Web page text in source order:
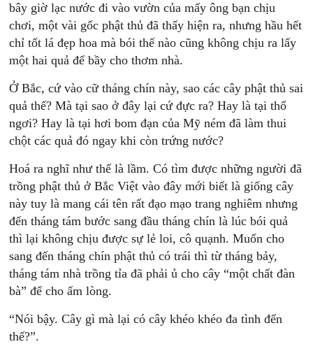
bây giờ lạc nước đi vào vườn của mấy ông bạn chịu
chơi, một vài gốc phật thủ đã thấy hiện ra, nhưng hầu hết
chỉ tốt lá đẹp hoa mà bói thế nào cũng không chịu ra lấy
một hai quả để bầy cho thơm nhà.
Ở Bắc, cứ vào cữ tháng chín này, sao các cây phật thủ sai
quả thế? Mà tại sao ở đây lại cứ đực ra? Hay là tại thổ
ngơi? Hay là tại hơi bom đạn của Mỹ ném đã làm thui
chột các quả đó ngay khi còn trứng nước?
Hoá ra nghĩ như thế là lầm. Có tìm được những người đã
trồng phật thủ ở Bắc Việt vào đây mới biết là giống cây
này tuy là mang cái tên rất đạo mạo trang nghiêm nhưng
đến tháng tám bước sang đầu tháng chín là lúc bói quả
thì lại không chịu được sự lẻ loi, cô quạnh. Muốn cho
sang đến tháng chín phật thủ có trái thì từ tháng bảy,
tháng tám nhà trồng tỉa đã phải ủ cho cây “một chất đàn
bà” để cho ấm lòng.
“Nói bậy. Cây gì mà lại có cây khéo khéo đa tình đến
thế?”.